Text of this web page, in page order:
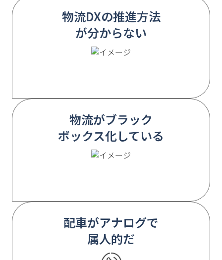
物流DXの推進方法
が分からない
物流がブラック
ボックス化している
配車がアナログで
属人的だ